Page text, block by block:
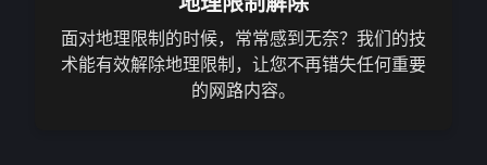
面对地理限制的时候，常常感到无奈？我们的技
术能有效解除地理限制，让您不再错失任何重要
的网路内容。